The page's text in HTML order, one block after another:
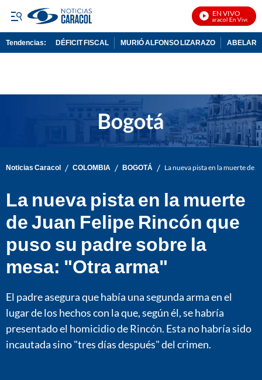
EN VIVO
Noticias Caracol En Vivo
Tendencias: DÉFICIT FISCAL MURIÓ ALFONSO LIZARAZO
Noticias Caracol / COLOMBIA / BOGOTÁ / La nueva pista en la muerte de
La nueva pista en la muerte
de Juan Felipe Rincón que
puso su padre sobre la
mesa: "Otra arma"
El padre asegura que había una segunda arma en el
lugar de los hechos con la que, según él, se habría
presentado el homicidio de Rincón. Esta no habría sido
incautada sino "tres días después" del crimen.